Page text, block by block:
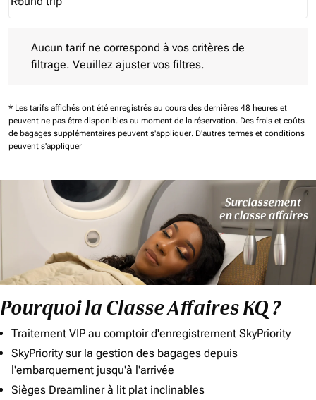
Journey Types option Round trip Selected
Aucun tarif ne correspond à vos critères de
filtrage. Veuillez ajuster vos filtres.
* Les tarifs affichés ont été enregistrés au cours des dernières 48 heures et
peuvent ne pas être disponibles au moment de la réservation. Des frais et coûts
de bagages supplémentaires peuvent s'appliquer. D'autres termes et conditions
peuvent s'appliquer
Pourquoi la Classe Affaires KQ ?
Traitement VIP au comptoir d'enregistrement SkyPriority
SkyPriority sur la gestion des bagages depuis
l'embarquement jusqu'à l'arrivée
Sièges Dreamliner à lit plat inclinables